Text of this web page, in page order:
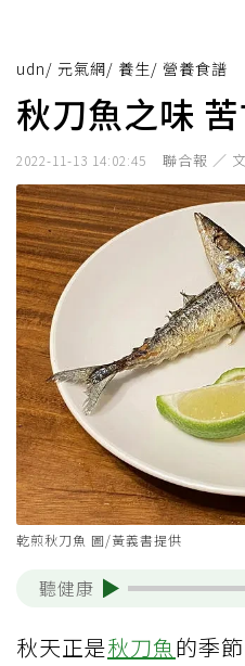
udn/ 元氣網/ 養生/ 營養食譜
秋刀魚之味
2022-11-13 14:02:45 聯合報 ／
乾煎秋刀魚 圖/黃義書提供
聽健康
秋天正是秋刀魚的季